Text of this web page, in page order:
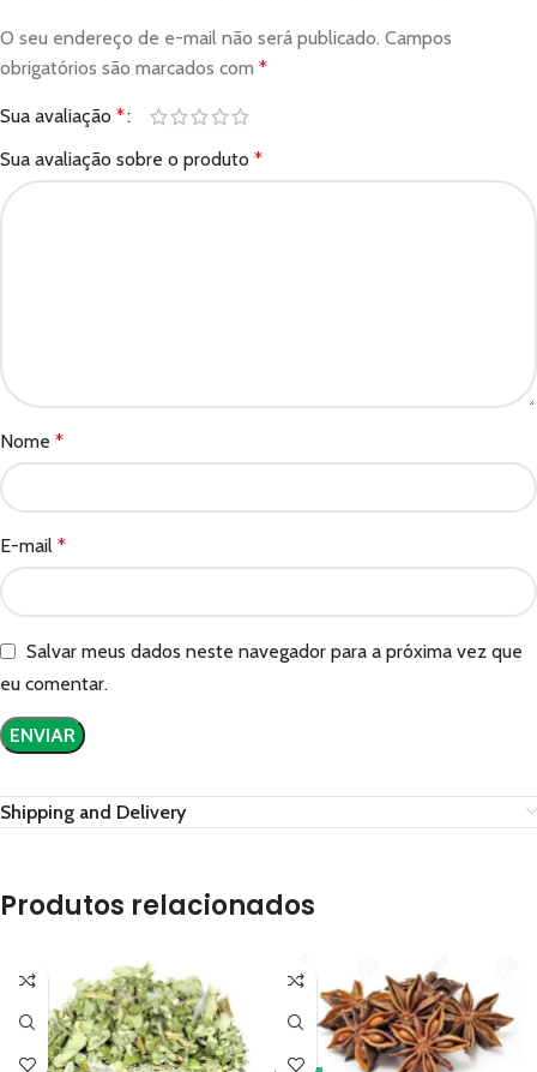
O seu endereço de e-mail não será publicado. Campos
obrigatórios são marcados com *
Sua avaliação *
Sua avaliação sobre o produto *
Nome *
E-mail *
Salvar meus dados neste navegador para a próxima vez que
eu comentar.
Shipping and Delivery
Produtos relacionados